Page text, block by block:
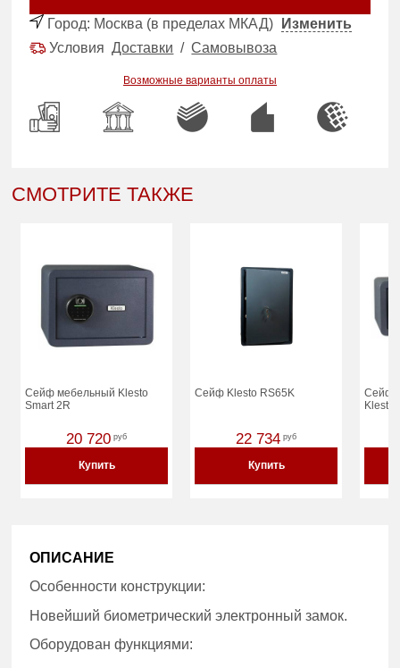
Город: Москва (в пределах МКАД)
Изменить
УсловияДоставки /Самовывоза
Возможные варианты оплаты
СМОТРИТЕ ТАКЖЕ
Сейф мебельный Klesto
Smart 2R
20 720 руб
Купить
Сейф Klesto RS65K
22 734 руб
Купить
Сейф
Klesto
ОПИСАНИЕ
Особенности конструкции:
Новейший биометрический электронный замок.
Оборудован функциями: